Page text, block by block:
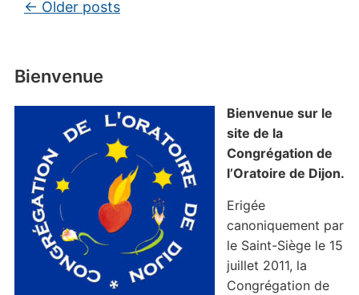
Bienvenue
Bienvenue sur le
site de la
Congrégation de
l’Oratoire de Dijon.
Erigée
canoniquement par
le Saint-Siège le 15
juillet 2011, la
Congrégation de
← Older posts